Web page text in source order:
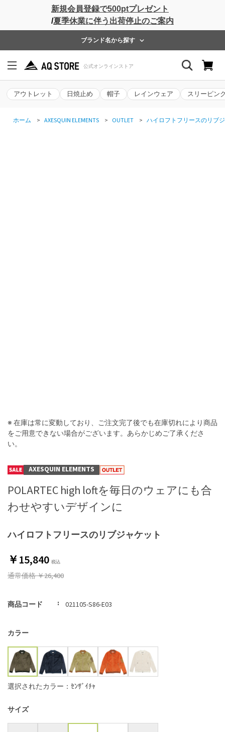
新規会員登録で500ptプレゼント
/夏季休業に伴う出荷停止のご案内
ブランド名から探す
アウトレット 日焼止め 帽子 レインウェア スリーピン
ホーム > AXESQUIN ELEMENTS > OUTLET > ハイロフトフリースのリブ
※ 在庫は常に変動しており、ご注文完了後でも在庫切れにより商品
をご用意できない場合がございます。あらかじめご了承くださ
い。
ハイロフトフリースのリブジャケット
AXESQUIN ELEMENTS
POLARTEC high loftを毎日のウェアにも合
わせやすいデザインに
￥15,840
通常価格￥26,400
商品コード 021105-S86-E03
カラー
選択されたカラー：ｾﾝｻﾞｲﾁｬ
サイズ